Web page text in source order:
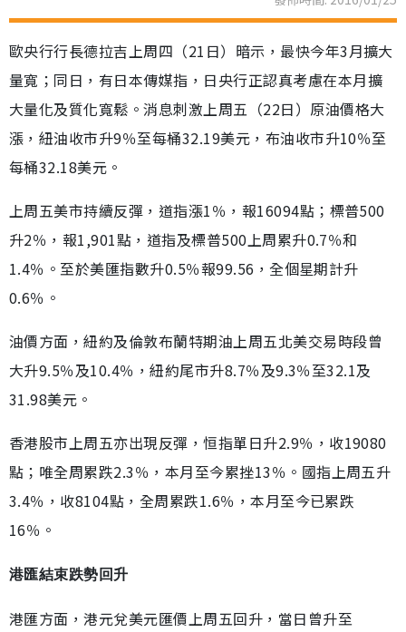
歐央行行長德拉吉上周四（21日）暗示，最快今年3月擴大
量寬；同日，有日本傳媒指，日央行正認真考慮在本月擴
大量化及質化寬鬆。消息刺激上周五（22日）原油價格大
漲，紐油收市升9％至每桶32.19美元，布油收市升10％至
每桶32.18美元。
上周五美市持續反彈，道指漲1％，報16094點；標普500
升2％，報1,901點，道指及標普500上周累升0.7％和
1.4％。至於美匯指數升0.5％報99.56，全個星期計升
0.6％。
油價方面，紐約及倫敦布蘭特期油上周五北美交易時段曾
大升9.5％及10.4％，紐約尾市升8.7％及9.3％至32.1及
31.98美元。
香港股市上周五亦出現反彈，恒指單日升2.9％，收19080
點；唯全周累跌2.3％，本月至今累挫13％。國指上周五升
3.4％，收8104點，全周累跌1.6％，本月至今已累跌
16％。
港匯結束跌勢回升
港匯方面，港元兌美元匯價上周五回升，當日曾升至